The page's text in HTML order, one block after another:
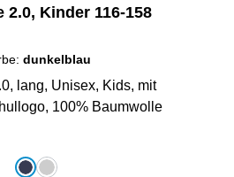
2.0, Kinder 116-158
dunkelblau
lang, Unisex, Kids, mit
100% Baumwolle